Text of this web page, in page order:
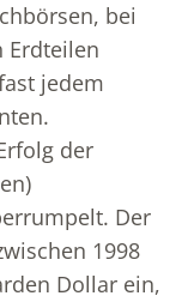
bei
Erdteilen
jedem
der
Der
1998
Dollar ein,